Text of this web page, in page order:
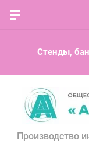
Стенды,
Производство